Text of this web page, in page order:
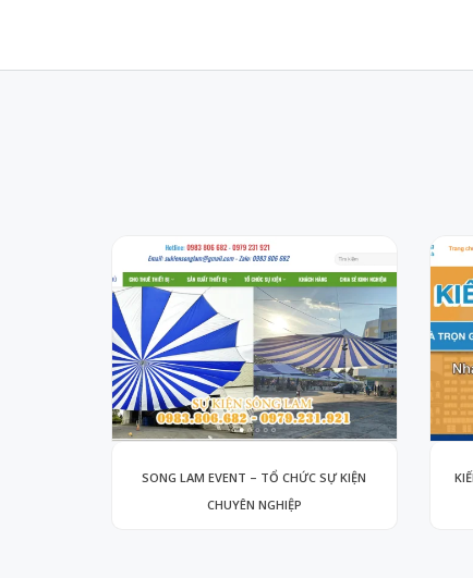
SONG LAM EVENT – TỔ CHỨC SỰ KIỆN
CHUYÊN NGHIỆP